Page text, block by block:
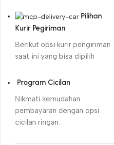
Pilihan
Kurir Pegiriman
Berikut opsi kurir pengiriman
saat ini yang bisa dipilih
Program Cicilan
Nikmati kemudahan
pembayaran dengan opsi
cicilan ringan.